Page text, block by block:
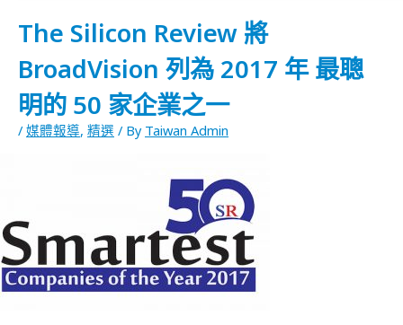
The Silicon Review 將
BroadVision 列為 2017 年 最聰
明的 50 家企業之一
/媒體報導, 精選 / By Taiwan Admin